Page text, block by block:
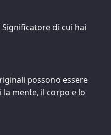
di cui hai
possono essere
mente, il corpo e lo